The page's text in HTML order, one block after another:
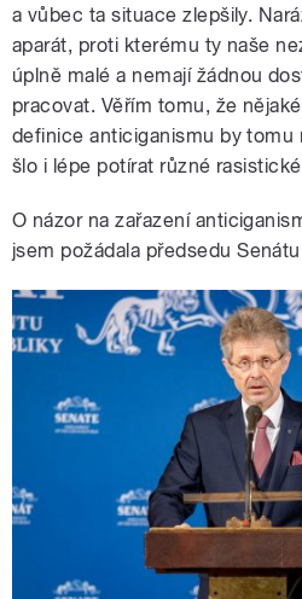
a vůbec ta situace zlepšily.
aparát, proti kterému ty naše
úplně malé a nemají žádnou
pracovat. Věřím tomu, že
definice anticiganismu by tomu
šlo i lépe potírat různé
O názor na zařazení
jsem požádala předsedu